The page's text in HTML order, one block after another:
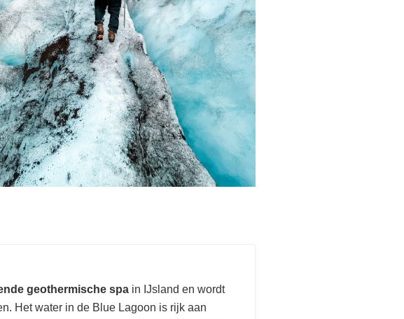
op
geothermische spa in IJsland en wordt
Het water in de Blue Lagoon is rijk aan